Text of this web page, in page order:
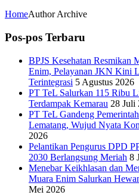
HomeAuthor Archive
Pos-pos Terbaru
BPJS Kesehatan Resmikan
Enim, Pelayanan JKN Kini
Terintegrasi 5 Agustus 2026
PT TeL Salurkan 115 Ribu
Terdampak Kemarau 28 Juli
PT TeL Gandeng
Lematang, Wujud Nyata
2026
Pelantikan Pengurus DPD
2030 Berlangsung Meriah 8
Menebar Keikhlasan dan
Muara Enim Salurkan
Mei 2026